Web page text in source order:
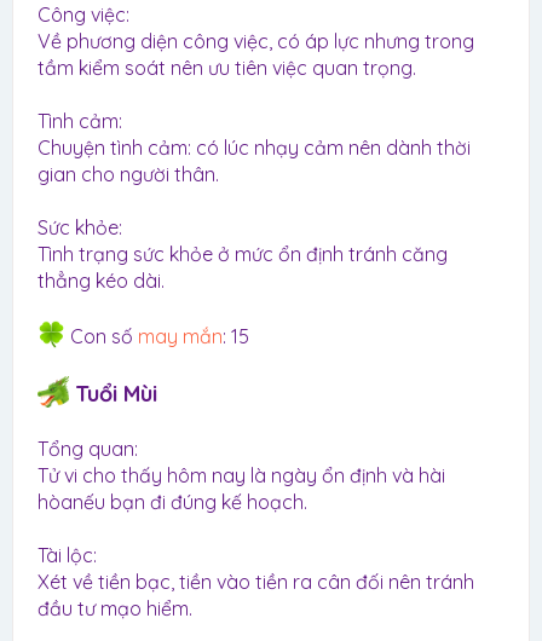
Công việc:
Về phương diện công việc, có áp lực nhưng trong
tầm kiểm soát nên ưu tiên việc quan trọng.
Tình cảm:
Chuyện tình cảm: có lúc nhạy cảm nên dành thời
gian cho người thân.
Sức khỏe:
Tình trạng sức khỏe ở mức ổn định tránh căng
thẳng kéo dài.
Con số may mắn: 15
Tuổi Mùi
Tổng quan:
Tử vi cho thấy hôm nay là ngày ổn định và hài
hòanếu bạn đi đúng kế hoạch.
Tài lộc:
Xét về tiền bạc, tiền vào tiền ra cân đối nên tránh
đầu tư mạo hiểm.